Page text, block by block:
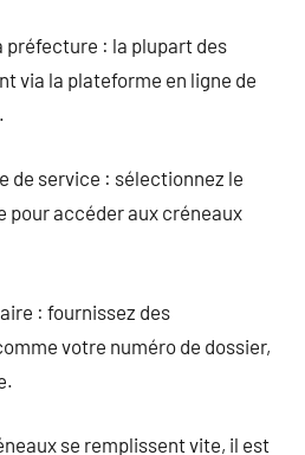
préfecture : la plupart des
via la plateforme en ligne de
de service : sélectionnez le
pour accéder aux créneaux
: fournissez des
votre numéro de dossier,
se remplissent vite, il est